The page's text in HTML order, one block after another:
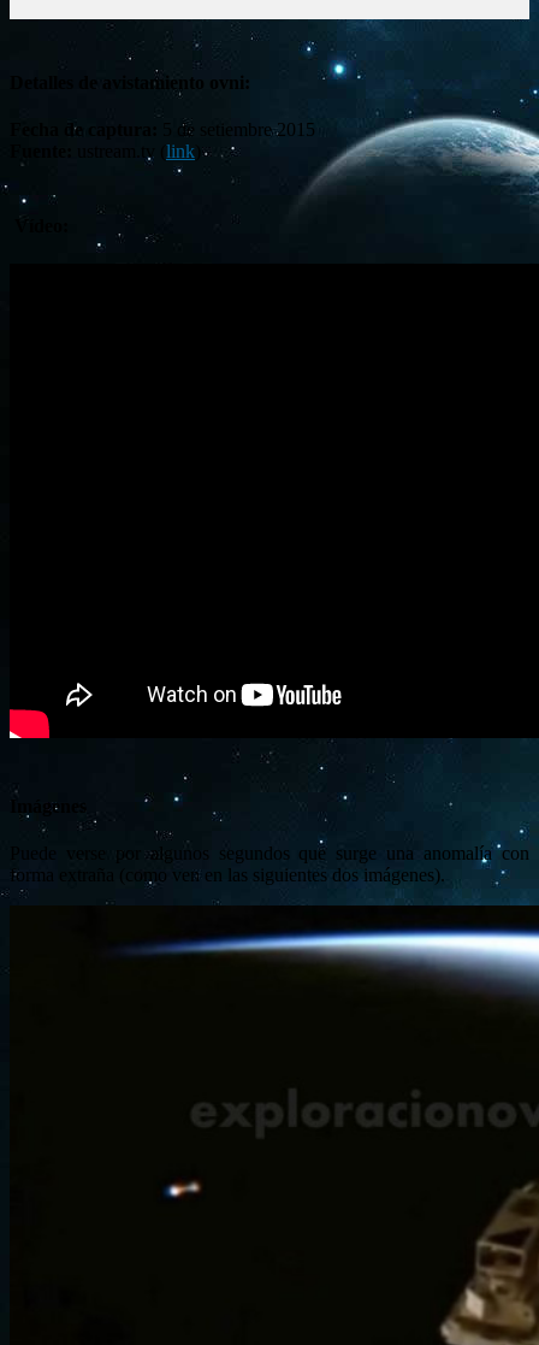
Detalles de avistamiento ovni:
Fecha de captura:
5 de setiembre 2015
link
Imágenes
Puede verse por algunos segundos que surge una anomalía con
forma extraña (como ven en las siguientes dos imágenes).